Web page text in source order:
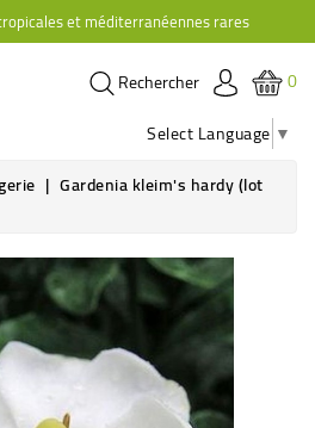
et méditerranéennes rares
0
Rechercher
Select Language ▼
Gardenia kleim's hardy (lot